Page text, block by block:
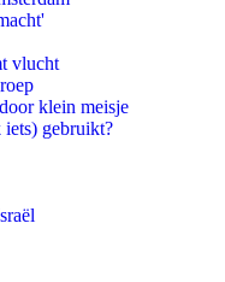
vlucht
klein meisje
gebruikt?